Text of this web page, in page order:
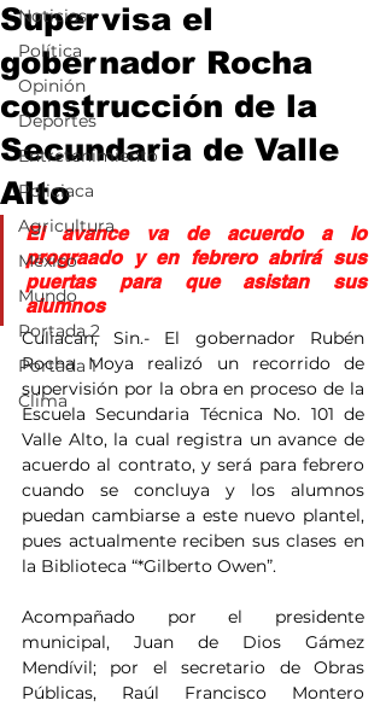
Noticias
Política
Opinión
Deportes
Entretenimiento
Policiaca
Agricultura
México
Mundo
Portada 2
Portada 1
Clima
Supervisa el
gobernador Rocha
construcción de la
Secundaria de Valle
Alto
El avance va de acuerdo a lo
prograado y en febrero abrirá sus
puertas para que asistan sus
alumnos
Culiacán, Sin.- El gobernador Rubén
Rocha Moya realizó un recorrido de
supervisión por la obra en proceso de la
Escuela Secundaria Técnica No. 101 de
Valle Alto, la cual registra un avance de
acuerdo al contrato, y será para febrero
cuando se concluya y los alumnos
puedan cambiarse a este nuevo plantel,
pues actualmente reciben sus clases en
la Biblioteca “*Gilberto Owen”.
Acompañado por el presidente
municipal, Juan de Dios Gámez
Mendívil; por el secretario de Obras
Públicas, Raúl Francisco Montero